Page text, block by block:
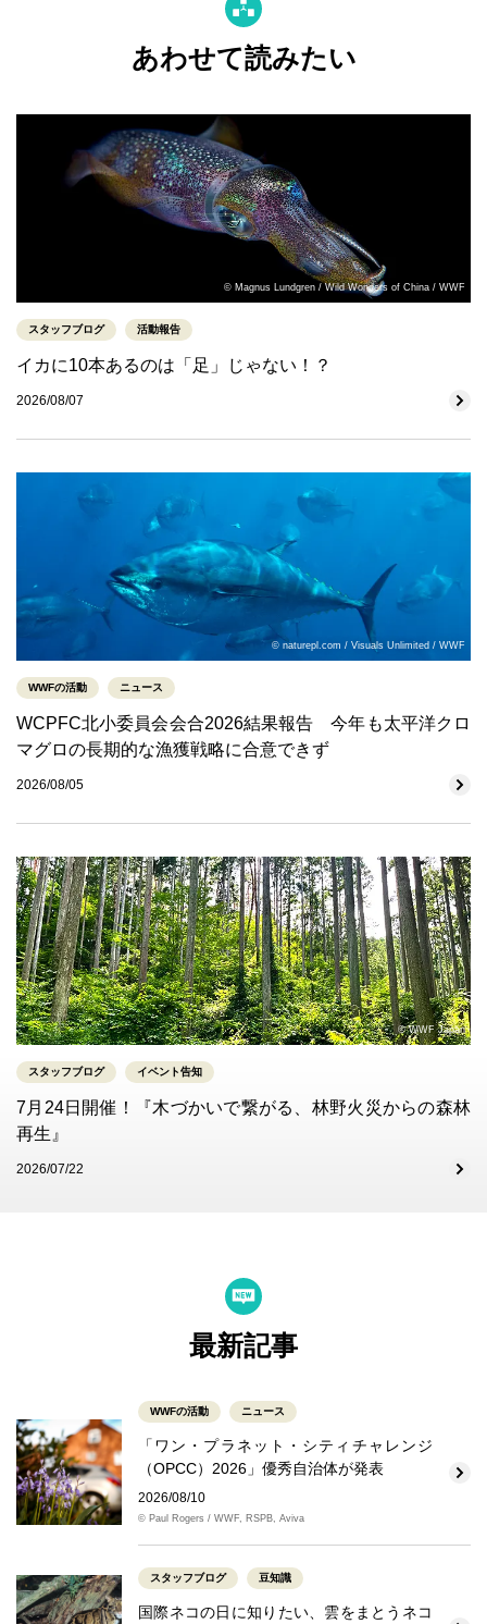
あわせて読みたい
© Magnus Lundgren / Wild Wonders of China / WWF
スタッフブログ 活動報告
イカに10本あるのは「足」じゃない！？
2026/08/07
© naturepl.com / Visuals Unlimited / WWF
WWFの活動 ニュース
WCPFC北小委員会会合2026結果報告 今年も太平洋クロ
マグロの長期的な漁獲戦略に合意できず
2026/08/05
© WWF Japan
スタッフブログ イベント告知
7月24日開催！『木づかいで繋がる、林野火災からの森林
再生』
2026/07/22
最新記事
WWFの活動 ニュース
「ワン・プラネット・シティチャレンジ
（OPCC）2026」優秀自治体が発表
2026/08/10
© Paul Rogers / WWF, RSPB, Aviva
スタッフブログ 豆知識
国際ネコの日に知りたい、雲をまとうネコ